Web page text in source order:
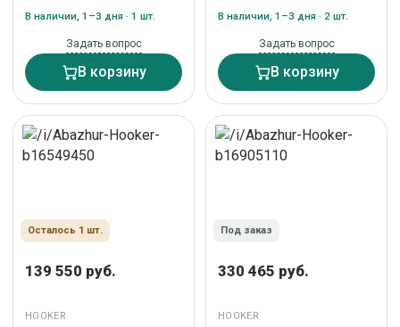
В наличии, 1–3 дня · 1 шт.
Задать вопрос
В корзину
В наличии, 1–3 дня · 2 шт.
Задать вопрос
В корзину
Осталось 1 шт.
139 550 руб.
HOOKER
Под заказ
330 465 руб.
HOOKER